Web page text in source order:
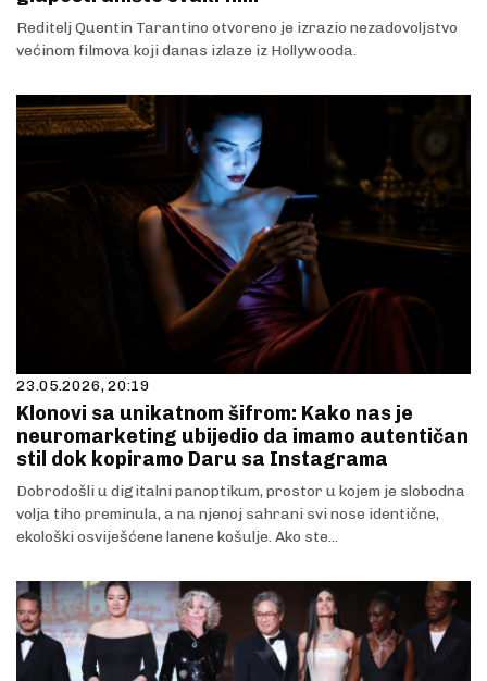
Reditelj Quentin Tarantino otvoreno je izrazio nezadovoljstvo
većinom filmova koji danas izlaze iz Hollywooda.
23.05.2026, 20:19
Klonovi sa unikatnom šifrom: Kako nas je
neuromarketing ubijedio da imamo autentičan
stil dok kopiramo Daru sa Instagrama
Dobrodošli u digitalni panoptikum, prostor u kojem je slobodna
volja tiho preminula, a na njenoj sahrani svi nose identične,
ekološki osviješćene lanene košulje. Ako ste...